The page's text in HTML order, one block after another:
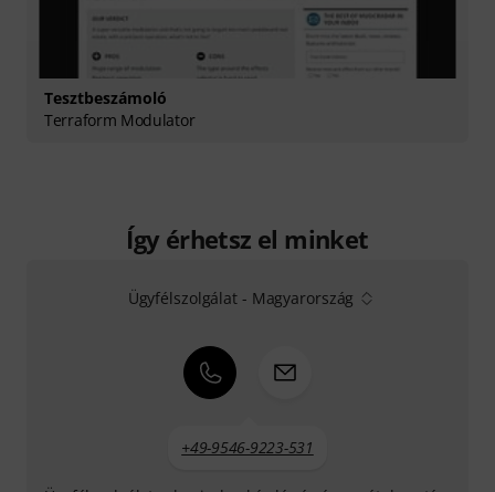
Tesztbeszámoló
Terraform Modulator
Így érhetsz el minket
Ügyfélszolgálat - Magyarország
+49-9546-9223-531